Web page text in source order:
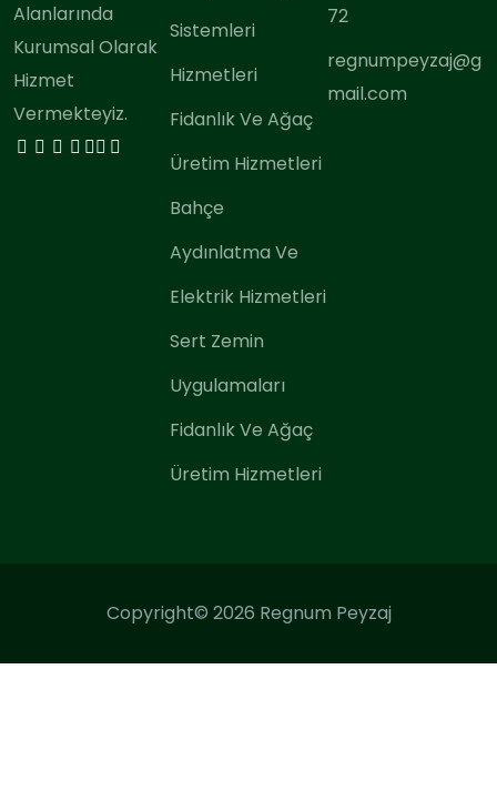
Alanlarında
Kurumsal Olarak
Hizmet
Vermekteyiz.
Sistemleri
Hizmetleri
Fidanlık Ve Ağaç
Üretim Hizmetleri
Bahçe
Aydınlatma Ve
Elektrik Hizmetleri
Sert Zemin
Uygulamaları
Fidanlık Ve Ağaç
Üretim Hizmetleri
72
regnumpeyzaj@g
mail.com
Copyright© 2026 Regnum Peyzaj